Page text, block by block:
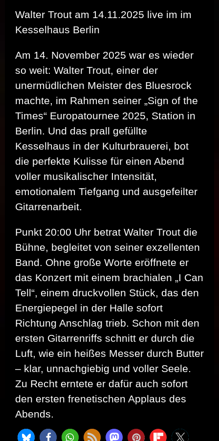
Walter Trout am 14.11.2025 live im im
Kesselhaus Berlin
Am 14. November 2025 war es wieder
so weit: Walter Trout, einer der
unermüdlichen Meister des Bluesrock
machte, im Rahmen seiner „Sign of the
Times“ Europatournee 2025, Station in
Berlin. Und das prall gefüllte
Kesselhaus in der Kulturbrauerei, bot
die perfekte Kulisse für einen Abend
voller musikalischer Intensität,
emotionalem Tiefgang und ausgefeilter
Gitarrenarbeit.
Punkt 20:00 Uhr betrat Walter Trout die
Bühne, begleitet von seiner exzellenten
Band. Ohne große Worte eröffnete er
das Konzert mit einem brachialen „I Can
Tell“, einem druckvollen Stück, das den
Energiepegel in der Halle sofort
Richtung Anschlag trieb. Schon mit den
ersten Gitarrenriffs schnitt er durch die
Luft, wie ein heißes Messer durch Butter
– klar, unnachgiebig und voller Seele.
Zu Recht erntete er dafür auch sofort
den ersten frenetischen Applaus des
Abends.